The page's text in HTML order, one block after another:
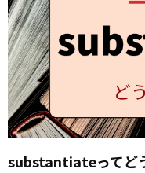
substantiateってど